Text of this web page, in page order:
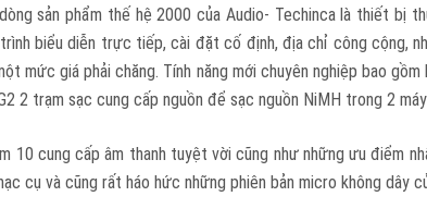
sản phẩm thế hệ 2000 của Audio- Techinca là thiết bị
biểu diễn trực tiếp, cài đặt cố định, địa chỉ công cộng,
mức giá phải chăng. Tính năng mới chuyên nghiệp bao
2 trạm sạc cung cấp nguồn để sạc nguồn NiMH trong 2
10 cung cấp âm thanh tuyệt vời cũng như những ưu điểm
cụ và cũng rất háo hức những phiên bản micro không dây